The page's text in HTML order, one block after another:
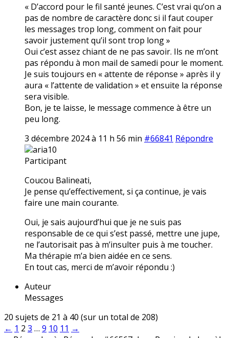
« D’accord pour le fil santé jeunes. C’est vrai qu’on a
pas de nombre de caractère donc si il faut couper
les messages trop long, comment on fait pour
savoir justement qu’il sont trop long »
Oui c’est assez chiant de ne pas savoir. Ils ne m’ont
pas répondu à mon mail de samedi pour le moment.
Je suis toujours en « attente de réponse » après il y
aura « l’attente de validation » et ensuite la réponse
sera visible.
Bon, je te laisse, le message commence à être un
peu long.
3 décembre 2024 à 11 h 56 min #66841 Répondre
aria10
Participant
Coucou Balineati,
Je pense qu’effectivement, si ça continue, je vais
faire une main courante.
Oui, je sais aujourd’hui que je ne suis pas
responsable de ce qui s’est passé, mettre une jupe,
ne l’autorisait pas à m’insulter puis à me toucher.
Ma thérapie m’a bien aidée en ce sens.
En tout cas, merci de m’avoir répondu :)
Auteur
Messages
20 sujets de 21 à 40 (sur un total de 208)
← 1 2 3 … 9 10 11 →